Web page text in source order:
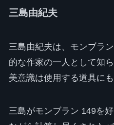
三島由紀夫
三島由紀夫は、モンブラ
的な作家の一人として知
美意識は使用する道具に
三島がモンブラン 149を